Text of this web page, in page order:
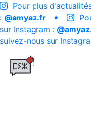
Pour plus
: @amyaz.fr ✦
sur Instagram :
suivez-nous sur